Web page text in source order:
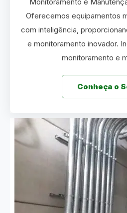
Oferecemos equipamentos
com inteligência,
e monitoramento inovador.
monitoramento e
Conheça o